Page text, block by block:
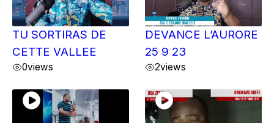
TU SORTIRAS DE
CETTE VALLEE
0views
DEVANCE L’AURORE
25 9 23
2views